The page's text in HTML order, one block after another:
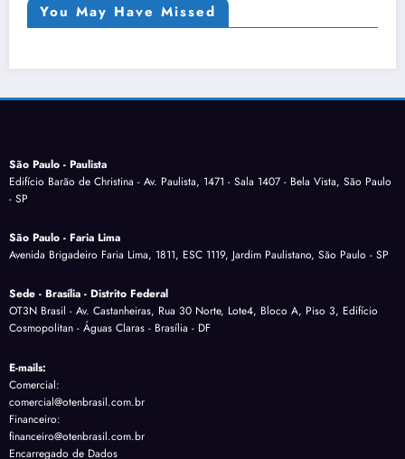
You May Have Missed
São Paulo - Paulista
Edifício Barão de Christina - Av. Paulista, 1471 - Sala 1407 - Bela Vista, São Paulo
- SP
São Paulo - Faria Lima
Avenida Brigadeiro Faria Lima, 1811, ESC 1119, Jardim Paulistano, São Paulo - SP
Sede - Brasília - Distrito Federal
OT3N Brasil - Av. Castanheiras, Rua 30 Norte, Lote4, Bloco A, Piso 3, Edifício
Cosmopolitan - Águas Claras - Brasília - DF
E-mails:
Comercial:
comercial@otenbrasil.com.br
Financeiro:
financeiro@otenbrasil.com.br
Encarregado de Dados